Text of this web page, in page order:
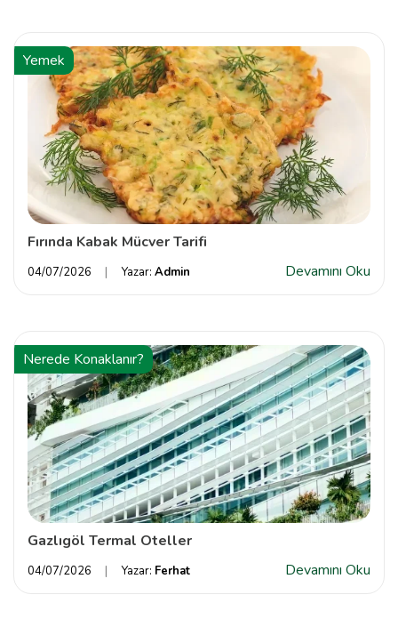
Yemek
Fırında Kabak Mücver Tarifi
04/07/2026 Yazar: Admin Devamını Oku
Nerede Konaklanır?
Gazlıgöl Termal Oteller
04/07/2026 Yazar: Ferhat Devamını Oku